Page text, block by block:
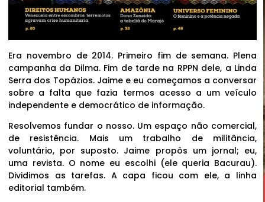
Era novembro de 2014. Primeiro fim de semana. Plena
campanha da Dilma. Fim de tarde na RPPN dele, a Linda
Serra dos Topázios. Jaime e eu começamos a conversar
sobre a falta que fazia termos acesso a um veículo
independente e democrático de informação.
Resolvemos fundar o nosso. Um espaço não comercial,
de resistência. Mais um trabalho de militância,
voluntário, por suposto. Jaime propôs um jornal; eu,
uma revista. O nome eu escolhi (ele queria Bacurau).
Dividimos as tarefas. A capa ficou com ele, a linha
editorial também.